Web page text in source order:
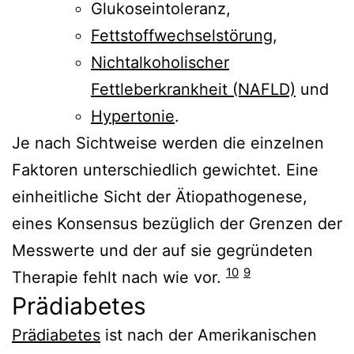
Glukoseintoleranz,
Fettstoffwechselstörung,
Nichtalkoholischer
Fettleberkrankheit (NAFLD) und
Hypertonie.
Je nach Sichtweise werden die einzelnen
Faktoren unterschiedlich gewichtet. Eine
einheitliche Sicht der Ätiopathogenese,
eines Konsensus bezüglich der Grenzen der
Messwerte und der auf sie gegründeten
Therapie fehlt nach wie vor. 10 9
Prädiabetes
Prädiabetes ist nach der Amerikanischen